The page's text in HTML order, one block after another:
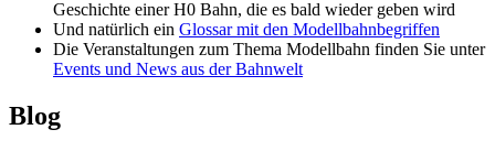
Geschichte einer H0 Bahn, die es bald wieder geben wird
Und natürlich ein Glossar mit den Modellbahnbegriffen
Die Veranstaltungen zum Thema Modellbahn finden Sie unter
Events und News aus der Bahnwelt
Blog